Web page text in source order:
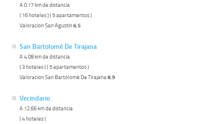
A 0.17 km de distancia
( 16 hoteles ) ( 5 apartamentos )
Valoracion San Agustin6.5
San Bartolomé De Tirajana
A 4.08 km de distancia
( 3 hoteles ) ( 5 apartamentos )
Valoracion San Bartolomé De Tirajana 8.9
Vecindario
A 12.66 km de distancia
( 4 hoteles )